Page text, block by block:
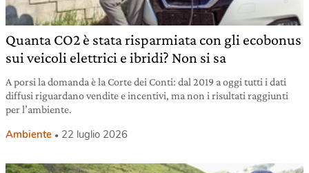
Quanta CO2 è stata risparmiata con gli ecobonus
sui veicoli elettrici e ibridi? Non si sa
A porsi la domanda è la Corte dei Conti: dal 2019 a oggi tutti i dati
diffusi riguardano vendite e incentivi, ma non i risultati raggiunti
per l’ambiente.
Ambiente 22 luglio 2026